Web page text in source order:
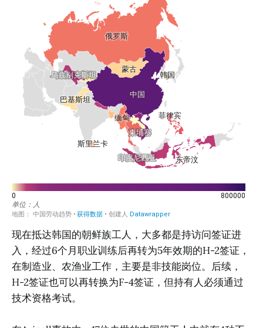
现在抵达韩国的朝鲜族工人，大多都是持访问签证进
入，经过6个月职业训练后再转为5年效期的H-2签证，
在制造业、农渔业工作，主要是非技能岗位。后续，
H-2签证也可以再转换为F-4签证，但持有人必须通过
技术资格考试。